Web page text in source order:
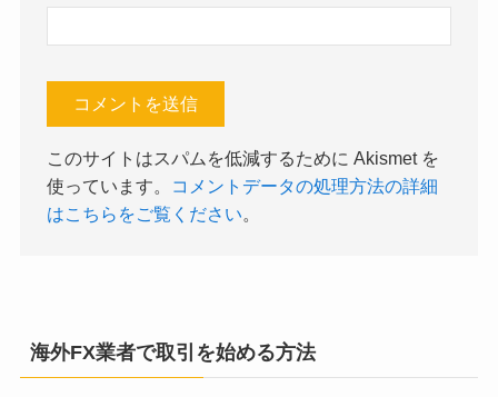
このサイトはスパムを低減するために Akismet を
使っています。
コメントデータの処理方法の詳細
はこちらをご覧ください。
海外FX業者で取引を始める方法